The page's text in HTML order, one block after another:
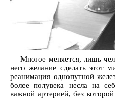
Многое меняется, лишь
него желание сделать этот
реанимация однопутной
более полувека несла на
важной артерией, без